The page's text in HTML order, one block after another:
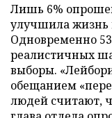
Лишь 6%
улучшила жизнь
Одновременно
реалистичных
выборы.
обещанием
людей считают,